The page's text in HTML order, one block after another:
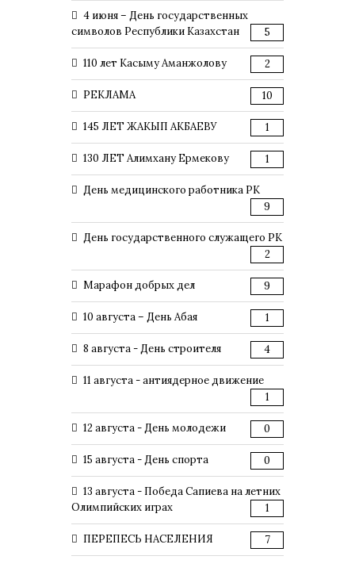
4 июня – День государственных
символов Республики Казахстан
5
110 лет Касыму Аманжолову 2
РЕКЛАМА 10
145 ЛЕТ ЖАКЫП АКБАЕВУ 1
130 ЛЕТ Алимхану Ермекову 1
День медицинского работника РК
9
День государственного служащего РК
2
Марафон добрых дел 9
10 августа – День Абая 1
8 августа - День строителя 4
11 августа - антиядерное движение
1
12 августа - День молодежи 0
15 августа - День спорта 0
13 августа - Победа Сапиева на летних
Олимпийских играх
1
ПЕРЕПЕСЬ НАСЕЛЕНИЯ 7